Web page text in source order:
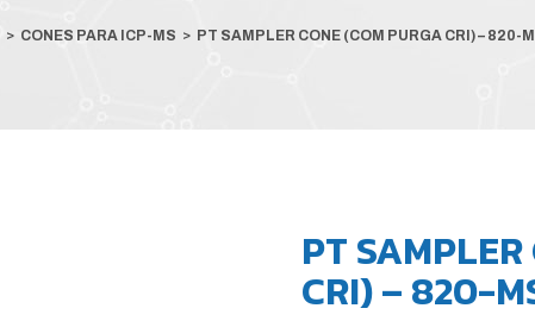
> CONES PARA ICP-MS > PT SAMPLER CONE (COM PURGA CRI) – 820-
PT
CRI) – 820-